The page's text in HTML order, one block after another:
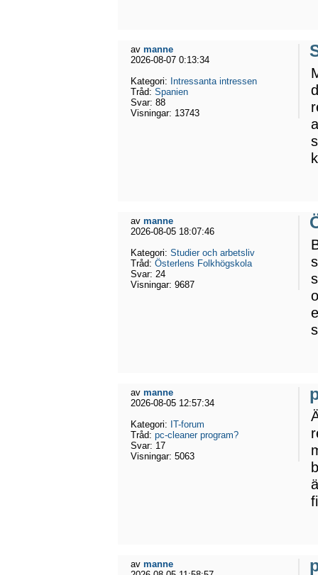
av manne
2026-08-07 0:13:34
Kategori: Intressanta intressen
Tråd: Spanien
Svar: 88
Visningar: 13743
av manne
2026-08-05 18:07:46
Kategori: Studier och arbetsliv
Tråd: Österlens Folkhögskola
Svar: 24
Visningar: 9687
av manne
2026-08-05 12:57:34
Kategori: IT-forum
Tråd: pc-cleaner program?
Svar: 17
Visningar: 5063
av manne